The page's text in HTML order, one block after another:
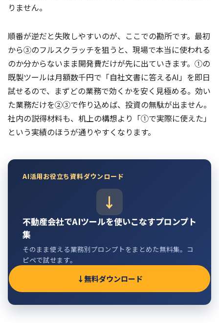
りません。
順番が逆だと失敗しやすいのが、ここでの勘所です。最初
から③のフルスクラッチを狙うと、現場で本当に使われる
のか分からないまま開発費だけが先に出ていきます。①の
既製ツールは月額数千円で「自社文書に答えるAI」を即日
試せるので、まずどの業務で効くかを安く見極める。効い
た業務だけを②③で作り込めば、投資の無駄が出ません。
社内の説得材料も、机上の構想より「①で実際に使えた」
という実績のほうが通りやすくなります。
AI活用お役立ち資料ダウンロード
不動産会社でAIツールを使いこなすプロンプト
集
そのまま使える業務別プロンプトをまとめた無料集。コ
ピペで試せます。
無料ダウンロード